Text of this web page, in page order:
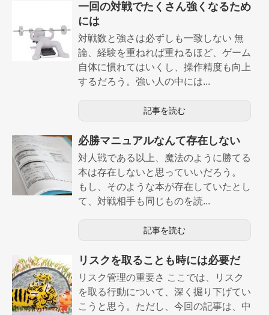
一回の対戦でたくさん強くなるため
には
対戦数と強さは必ずしも一致しない 無
論、経験を重ねれば重ねるほど、ゲーム
自体に慣れてはいくし、操作精度も向上
するだろう。強い人の中には...
記事を読む
必勝マニュアルなんて存在しない
対人戦である以上、魔法のように勝てる
本は存在しないと思っていいだろう。
もし、そのような本が存在していたとし
て、対戦相手も同じものを読...
記事を読む
リスクを取ることも時には必要だ
リスク管理の重要さ ここでは、リスク
を取る行動について、深く掘り下げてい
こうと思う。ただし、今回の記事は、中